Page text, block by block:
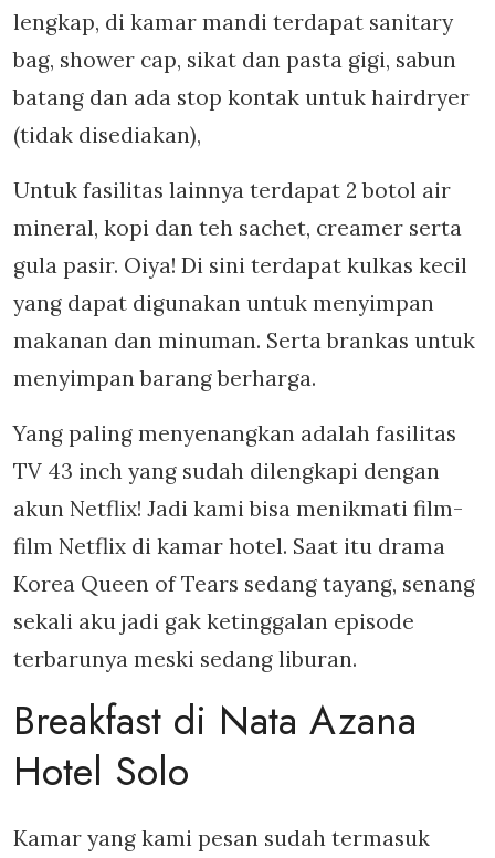
lengkap, di kamar mandi terdapat sanitary
bag, shower cap, sikat dan pasta gigi, sabun
batang dan ada stop kontak untuk hairdryer
(tidak disediakan),
Untuk fasilitas lainnya terdapat 2 botol air
mineral, kopi dan teh sachet, creamer serta
gula pasir. Oiya! Di sini terdapat kulkas kecil
yang dapat digunakan untuk menyimpan
makanan dan minuman. Serta brankas untuk
menyimpan barang berharga.
Yang paling menyenangkan adalah fasilitas
TV 43 inch yang sudah dilengkapi dengan
akun Netflix! Jadi kami bisa menikmati film-
film Netflix di kamar hotel. Saat itu drama
Korea Queen of Tears sedang tayang, senang
sekali aku jadi gak ketinggalan episode
terbarunya meski sedang liburan.
Breakfast di Nata Azana
Hotel Solo
Kamar yang kami pesan sudah termasuk